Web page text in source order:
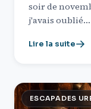
soir de
j'avais oublié…
Lire la suite
ESCAPADES